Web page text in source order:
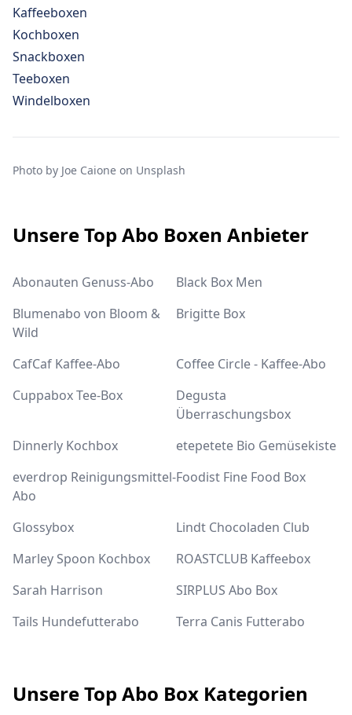
Kaffeeboxen
Kochboxen
Snackboxen
Teeboxen
Windelboxen
Photo by Joe Caione on Unsplash
Unsere Top Abo Boxen Anbieter
Abonauten Genuss-Abo
Black Box Men
Blumenabo von Bloom &
Wild
Brigitte Box
CafCaf Kaffee-Abo
Coffee Circle - Kaffee-Abo
Cuppabox Tee-Box
Degusta
Überraschungsbox
Dinnerly Kochbox
etepetete Bio Gemüsekiste
everdrop Reinigungsmittel-
Abo
Foodist Fine Food Box
Glossybox
Lindt Chocoladen Club
Marley Spoon Kochbox
ROASTCLUB Kaffeebox
Sarah Harrison
SIRPLUS Abo Box
Tails Hundefutterabo
Terra Canis Futterabo
Unsere Top Abo Box Kategorien